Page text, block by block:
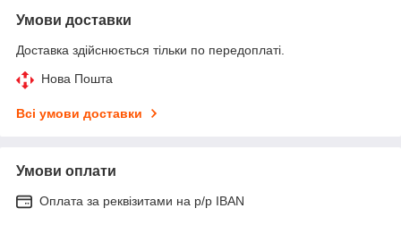
Умови доставки
Доставка здійснюється тільки по передоплаті.
Нова Пошта
Всі умови доставки
Умови оплати
Оплата за реквізитами на р/р IBAN